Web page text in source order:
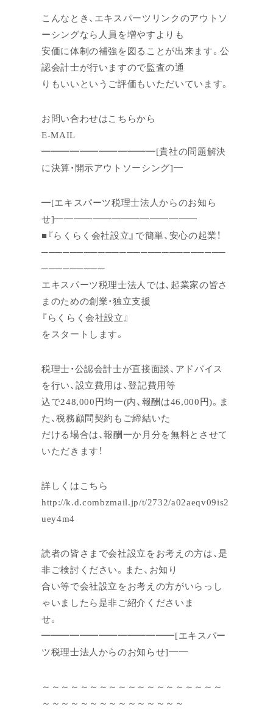
こんなとき、エキスパーツリンクのアウトソ
ーシングなら人員を増やすよりも
安価に体制の補強を図ることが出来ます。公
認会計士が行いますので監査の通
りもいいというご評価もいただいています。
お問い合わせはこちらから
E-MAIL
━━━━━━━━━━━━[貴社の問題解決
に決算・開示アウトソーシング]━
━[エキスパーツ税理士法人からのお知ら
せ]━━━━━━━━━━━━━━━
■『らくらく会社設立』で簡単、安心の起業！
──────────────────────────
─────────
エキスパーツ税理士法人では、起業家の皆さ
まのための創業・独立支援
『らくらく会社設立』
をスタートします。
税理士・公認会計士が直接面談、アドバイス
を行い、設立費用は、登記費用等
込で248,000円均一(内、報酬は46,000円)。ま
た、税務顧問契約もご締結いた
だける場合は、報酬一か月分を無料とさせて
いただきます！
詳しくはこちら
http://k.d.combzmail.jp/t/2732/a02aeqv09is2
uey4m4
読者の皆さまで会社設立をお考えの方は、是
非ご検討ください。また、お知り
合い等で会社設立をお考えの方がいらっし
ゃいましたら是非ご紹介くださいま
せ。
━━━━━━━━━━━━━━[エキスパー
ツ税理士法人からのお知らせ]━━
～～～～～～～～～～～～～～～～～～～
～～～～～～～～～～～～～～～